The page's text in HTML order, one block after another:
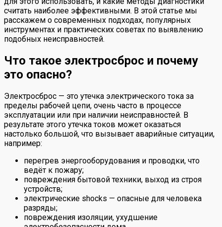
считать наиболее эффективными. В этой статье мы
расскажем о современных подходах, популярных
инструментах и практических советах по выявлению
подобных неисправностей.
Что такое электросброс и почему
это опасно?
Электросброс — это утечка электрического тока за
пределы рабочей цепи, очень часто в процессе
эксплуатации или при наличии неисправностей. В
результате этого утечка токов может оказаться
настолько большой, что вызывает аварийные ситуации,
например:
перегрев энергооборудования и проводки, что
ведёт к пожару;
повреждения бытовой техники, выход из строя
устройств;
электрические shocks — опасные для человека
разряды;
повреждения изоляции, ухудшение